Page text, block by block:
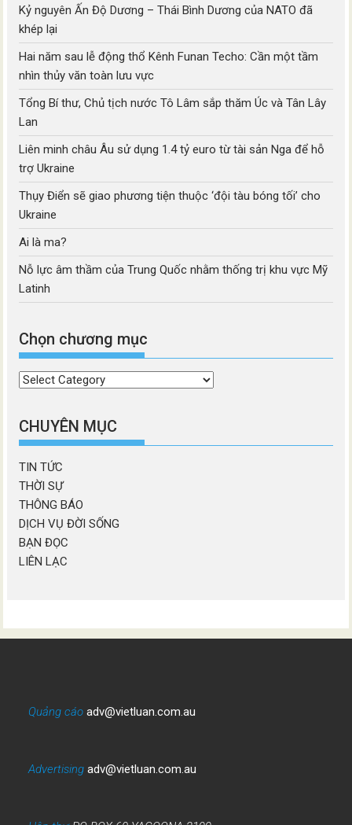
Kỷ nguyên Ấn Độ Dương – Thái Bình Dương của NATO đã
khép lại
Hai năm sau lễ động thổ Kênh Funan Techo: Cần một tầm
nhìn thủy văn toàn lưu vực
Tổng Bí thư, Chủ tịch nước Tô Lâm sắp thăm Úc và Tân Lây
Lan
Liên minh châu Âu sử dụng 1.4 tỷ euro từ tài sản Nga để hỗ
trợ Ukraine
Thụy Điển sẽ giao phương tiện thuộc ‘đội tàu bóng tối’ cho
Ukraine
Ai là ma?
Nỗ lực âm thầm của Trung Quốc nhằm thống trị khu vực Mỹ
Latinh
Chọn chương mục
Chọn
mục
CHUYÊN MỤC
TIN TỨC
THỜI SỰ
THÔNG BÁO
DỊCH VỤ ĐỜI SỐNG
BẠN ĐỌC
LIÊN LẠC
Quảng cáo adv@vietluan.com.au
Advertising adv@vietluan.com.au